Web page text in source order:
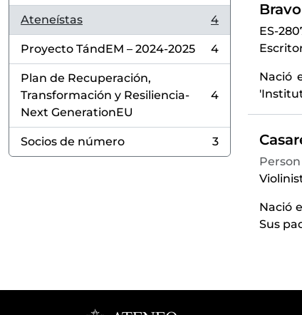
Ateneístas
, 4 results
4
Proyecto TándEM – 2024-2025
, 4 results
4
Plan de Recuperación,
Transformación y Resiliencia-
Next GenerationEU
, 4 results
4
Socios de número
, 3 results
3
ES-
Nació
Person
Nació
Sus